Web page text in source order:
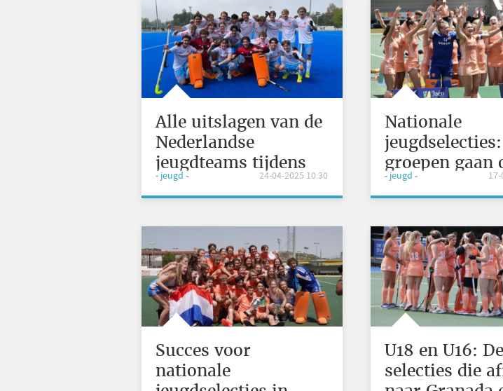
Alle uitslagen van de
Nederlandse
jeugdteams tijdens
Pasen
- jeugd - 24-04-2025 10:30
Nationale
groepen gaan
paasstage
- jeugd -
Succes voor
nationale
U18 en U16: De
selecties die